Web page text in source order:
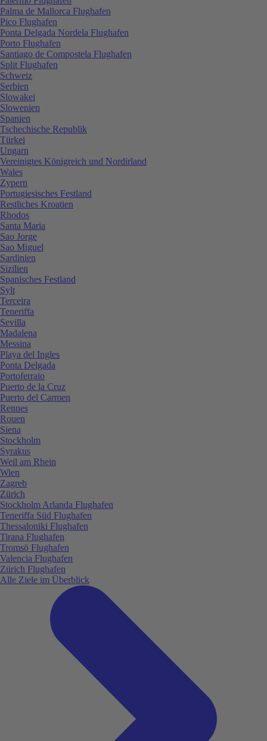
Palma de Mallorca Flughafen
Pico Flughafen
Ponta Delgada Nordela Flughafen
Porto Flughafen
Santiago de Compostela Flughafen
Split Flughafen
Schweiz
Serbien
Slowakei
Slowenien
Spanien
Tschechische Republik
Türkei
Ungarn
Vereinigtes Königreich und Nordirland
Wales
Zypern
Portugiesisches Festland
Restliches Kroatien
Rhodos
Santa Maria
Sao Jorge
Sao Miguel
Sardinien
Sizilien
Spanisches Festland
Sylt
Terceira
Teneriffa
Sevilla
Madalena
Messina
Playa del Ingles
Ponta Delgada
Portoferraio
Puerto de la Cruz
Puerto del Carmen
Rennes
Rouen
Siena
Stockholm
Syrakus
Weil am Rhein
Wien
Zagreb
Zürich
Stockholm Arlanda Flughafen
Teneriffa Süd Flughafen
Thessaloniki Flughafen
Tirana Flughafen
Tromsö Flughafen
Valencia Flughafen
Zürich Flughafen
Alle Ziele im Überblick